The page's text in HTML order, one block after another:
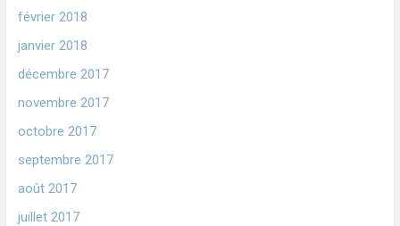
février 2018
janvier 2018
décembre 2017
novembre 2017
octobre 2017
septembre 2017
août 2017
juillet 2017